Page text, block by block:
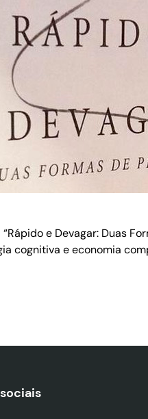
e Devagar: Duas
cognitiva e economia